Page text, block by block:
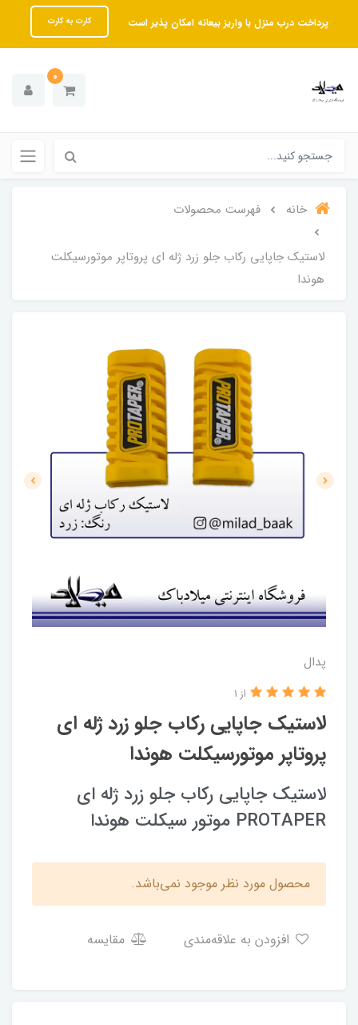
پرداخت درب منزل با واریز بیعانه امکان پذیر است کارت به کارت
0
خانه فهرست محصولات
لاستیک جاپایی رکاب جلو زرد ژله ای پروتاپر موتورسیکلت
هوندا
پدال
لاستیک جاپایی رکاب جلو زرد ژله ای
پروتاپر موتورسیکلت هوندا
از 1
لاستیک جاپایی رکاب جلو زرد ژله ای
PROTAPER موتور سیکلت هوندا
محصول مورد نظر موجود نمی‌باشد.
مقایسه